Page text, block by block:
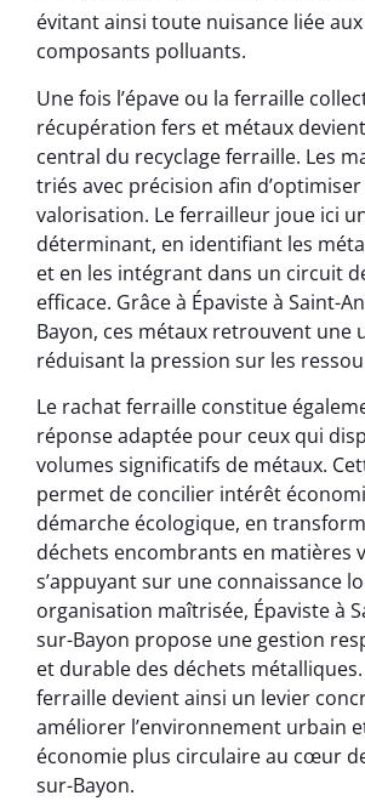
évitant ainsi toute nuisance liée
composants polluants.
Une fois l’épave ou la ferraille
récupération fers et métaux
central du recyclage ferraille. Les
triés avec précision afin
valorisation. Le ferrailleur joue ici
déterminant, en identifiant les
et en les intégrant dans un circuit
efficace. Grâce à Épaviste à Saint-
Bayon, ces métaux retrouvent une
réduisant la pression sur les
Le rachat ferraille constitue
réponse adaptée pour ceux qui
volumes significatifs de métaux.
permet de concilier intérêt
démarche écologique, en
déchets encombrants en matières
s’appuyant sur une connaissance
organisation maîtrisée, Épaviste à
sur-Bayon propose une gestion
et durable des déchets
ferraille devient ainsi un levier
améliorer l’environnement urbain
économie plus circulaire au cœur
sur-Bayon.